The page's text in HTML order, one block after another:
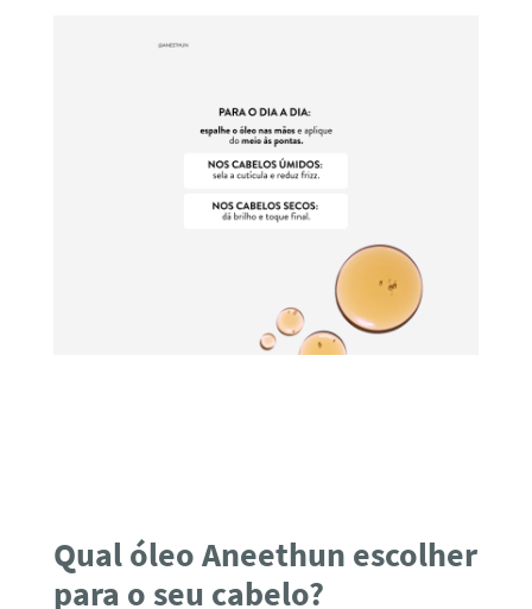
Qual óleo Aneethun escolher
para o seu cabelo?